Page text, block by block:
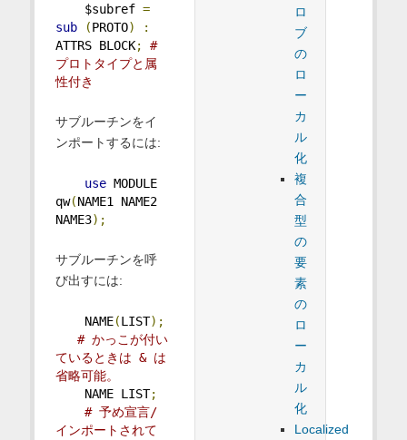
ロ
ブ
の
ロ
ー
カ
ル
化
複
合
型
の
要
素
の
ロ
ー
カ
ル
化
Localized
$subref =
sub
(PROTO)
:
ATTRS BLOCK;
#
プロトタイプと属
性付き
サブルーチンをイ
ンポートするには:
use MODULE
qw(NAME1 NAME2
NAME3);
サブルーチンを呼
び出すには:
NAME(LIST);
# かっこが付い
ているときは & は
省略可能。
NAME LIST;
# 予め宣言/
インポートされて